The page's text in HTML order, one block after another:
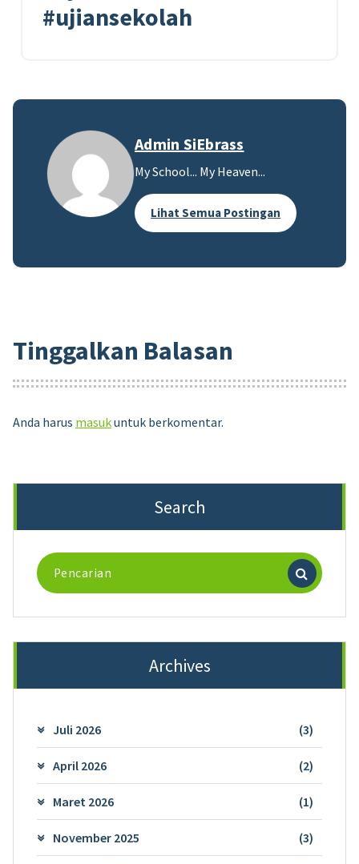
#ujiansekolah
Admin SiEbrass
My School... My Heaven...
Lihat Semua Postingan
Tinggalkan Balasan
Anda harus masukuntuk berkomentar.
Search
Pencarian
untuk:
Archives
Juli 2026 (3)
April 2026 (2)
Maret 2026 (1)
November 2025 (3)